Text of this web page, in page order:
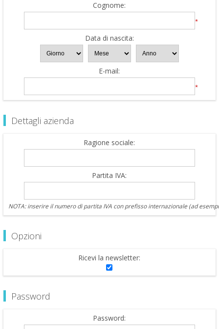
Cognome:
*
Data di nascita:
E-mail:
*
Dettagli azienda
Ragione sociale:
Partita IVA:
NOTA: inserire il numero di partita IVA con prefisso internazionale (ad
Opzioni
Ricevi la newsletter:
Password
Password: